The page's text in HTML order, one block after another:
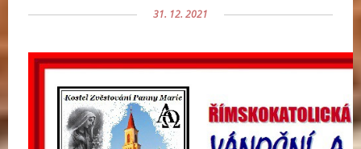
31. 12. 2021